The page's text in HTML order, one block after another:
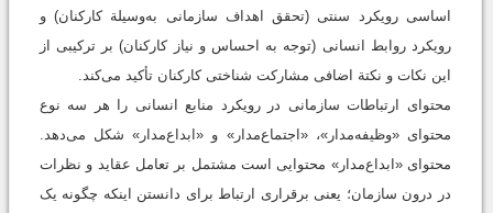
اساسی رویکرد سنتی (تحقق اهداف سازمانی به‌وسیلة کارکنان) و
رویکرد روابط انسانی (توجه به احساس و نیاز کارکنان) بر ترکیبی از
این نکات و نکتة اضافی مشارکت شناختی کارکنان تأکید می‌کند.
محتوای ارتباطات سازمانی در رویکرد منابع انسانی را هر سه نوع
محتوای «وظیفه‌مدار»، «اجتماع‌مدار» و «ابداع‌مدار» شکل می‌دهد.
محتوای «ابداع‌مدار» محتوایی است مشتمل بر تعامل عقاید و نظرات
در درون سازمان؛ یعنی برقراری ارتباط برای دانستن اینکه چگونه یک